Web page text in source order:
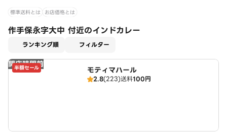
標準送料とは お店価格とは
作手保永字大中 付近のインドカレー
ランキング順 フィルター
開店時間前
半額セール モティマハール
2.8(223)送料100円